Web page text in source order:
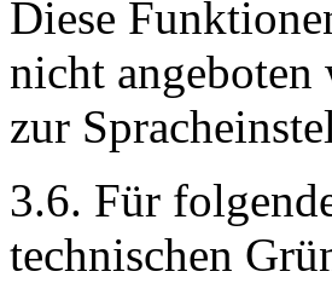
Diese
nicht angeboten
zur
3.6. Für
technischen